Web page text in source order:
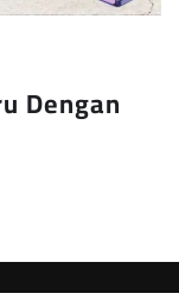
Dengan